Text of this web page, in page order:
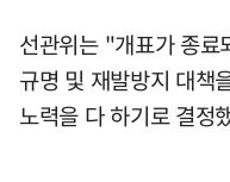
선관위는 "개표가 종료
규명 및 재발방지 대책
노력을 다 하기로 결정